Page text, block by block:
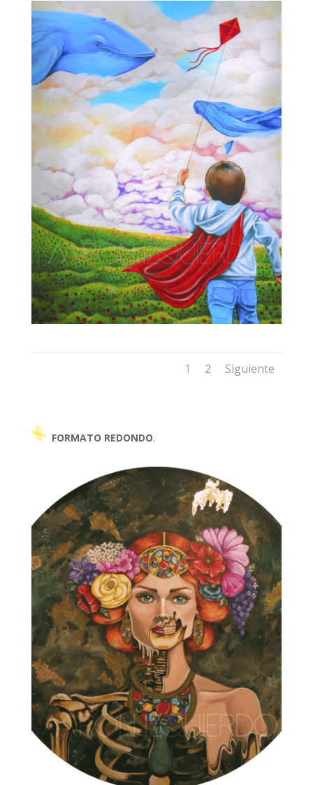
1 2 Siguiente
FORMATO REDONDO.